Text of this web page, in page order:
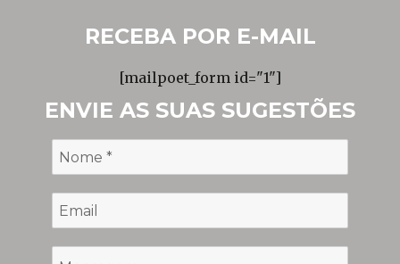
RECEBA POR E-MAIL
[mailpoet_form id="1"]
ENVIE AS SUAS SUGESTÕES